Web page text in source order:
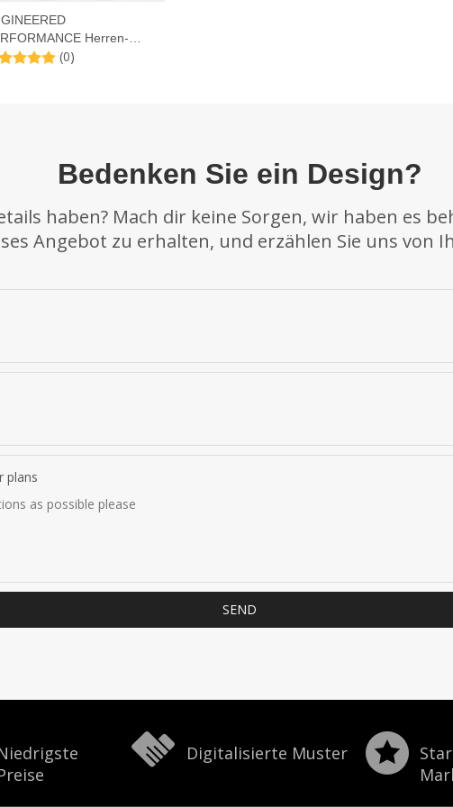
Herren-
(0)
Bedenken Sie ein Design?
haben? Mach dir keine Sorgen, wir haben es
Angebot zu erhalten, und erzählen Sie uns von
plans
SEND
Digitalisierte Muster